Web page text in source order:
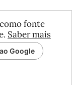
fonte
Saber mais
Google